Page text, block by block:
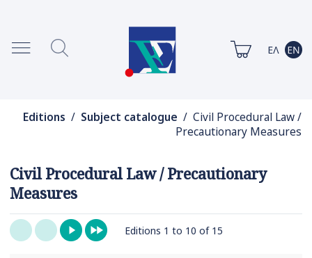
Editions / Subject catalogue / Civil Procedural Law /
Precautionary Measures
Civil Procedural Law / Precautionary
Measures
Editions 1 to 10 of 15